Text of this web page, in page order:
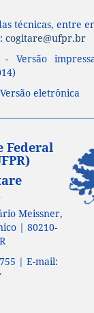
técnicas, entre
cogitare@ufpr.br
- Versão
eletrônica
Federal
Meissner,
| 80210-
| E-mail: